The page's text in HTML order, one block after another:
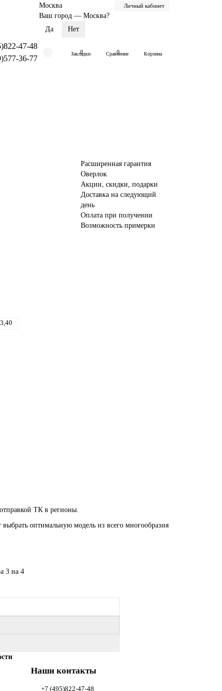
Москва
Ваш город — Москва?
Личный кабинет
47-48
36-77
0
Закладки 0
Сравнение Корзина
Расширенная гарантия
Оверлок
Акции, скидки, подарки
Доставка на следующий
день
Оплата при получении
Возможность примерки
ТК в регионы.
оптимальную модель из всего многообразия
3 на 4
Наши контакты
+7 (495)822-47-48